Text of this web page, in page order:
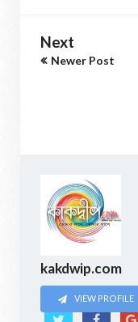
Next
Newer Post
kakdwip.com
VIEW PROFILE